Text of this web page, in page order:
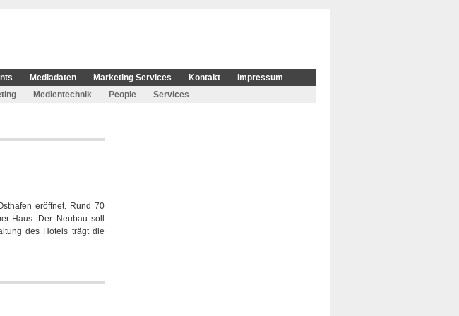
Mediadaten Marketing Services Kontakt
Impressum
Medientechnik People Services
eröffnet. Rund 70
Haus. Der Neubau soll
des Hotels trägt die